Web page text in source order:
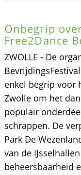
Onbegrip
Free2Dance
ZWOLLE - De
enkel begrip voor
Zwolle om het
populair
schrappen. De
Park De
van de
beheersbaarheid